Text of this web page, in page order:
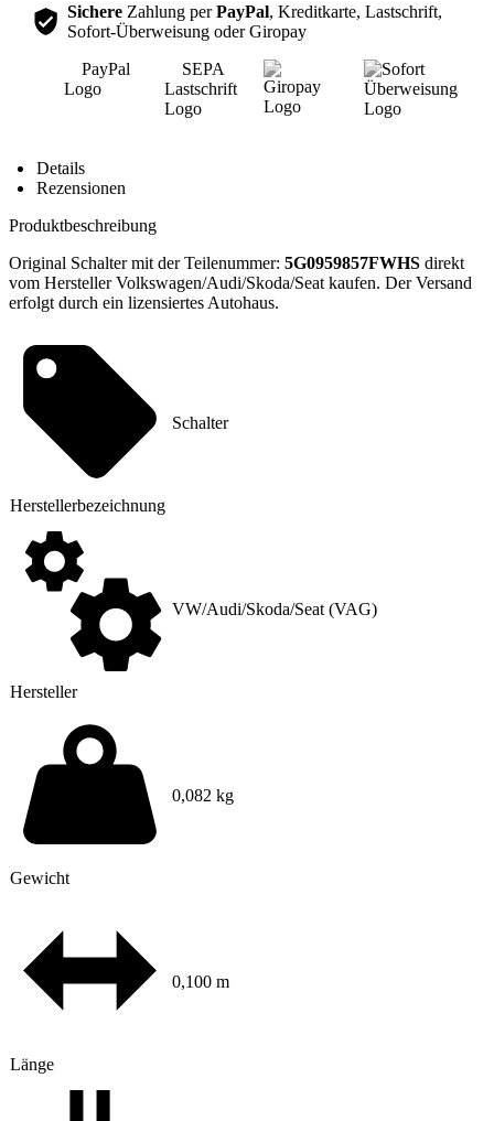
Sichere Zahlung perPayPal, Kreditkarte, Lastschrift,
Sofort-Überweisung oder Giropay
Details
Rezensionen
Produktbeschreibung
Original Schalter mit der Teilenummer: 5G0959857FWHS direkt
vom Hersteller Volkswagen/Audi/Skoda/Seat kaufen. Der Versand
erfolgt durch ein lizensiertes Autohaus.
Hersteller­bezeichnung
Schalter
Hersteller
VW/Audi/Skoda/Seat (VAG)
Gewicht
0,082 kg
Länge
0,100 m